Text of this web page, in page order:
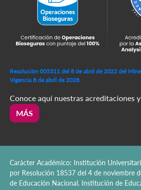
Resolución 005311 del 8 de abril de 2022 del
Vigencia 8 de abril de 2028
Conoce aquí nuestras acreditaciones
MÁS
Carácter Académico: Institución
por Resolución 18537 del 4 de noviembre
de Educación Nacional. Institución de